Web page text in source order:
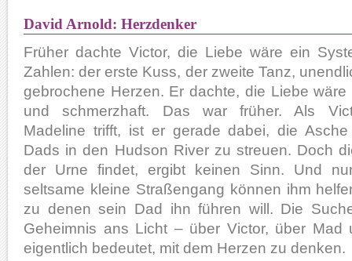
David Arnold: Herzdenker
Früher dachte Victor, die Liebe wäre ein
Zahlen: der erste Kuss, der zweite Tanz,
gebrochene Herzen. Er dachte, die Liebe wäre
und schmerzhaft. Das war früher. Als
Madeline trifft, ist er gerade dabei, die
Dads in den Hudson River zu streuen. Doch
der Urne findet, ergibt keinen Sinn. Und
seltsame kleine Straßengang können ihm
zu denen sein Dad ihn führen will. Die
Geheimnis ans Licht – über Victor, über Mad
eigentlich bedeutet, mit dem Herzen zu denken.